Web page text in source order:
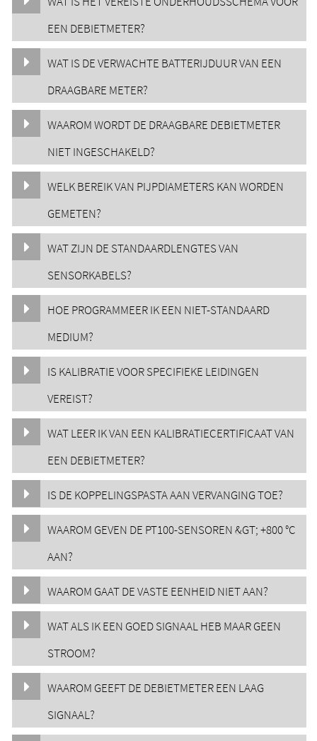
EEN DEBIETMETER?
WAT IS DE VERWACHTE BATTERIJDUUR VAN EEN
DRAAGBARE METER?
WAAROM WORDT DE DRAAGBARE DEBIETMETER
NIET INGESCHAKELD?
WELK BEREIK VAN PIJPDIAMETERS KAN WORDEN
GEMETEN?
WAT ZIJN DE STANDAARDLENGTES VAN
SENSORKABELS?
HOE PROGRAMMEER IK EEN NIET-STANDAARD
MEDIUM?
IS KALIBRATIE VOOR SPECIFIEKE LEIDINGEN
VEREIST?
WAT LEER IK VAN EEN KALIBRATIECERTIFICAAT VAN
EEN DEBIETMETER?
IS DE KOPPELINGSPASTA AAN VERVANGING TOE?
WAAROM GEVEN DE PT100-SENSOREN &GT; +800 °C
AAN?
WAAROM GAAT DE VASTE EENHEID NIET AAN?
WAT ALS IK EEN GOED SIGNAAL HEB MAAR GEEN
STROOM?
WAAROM GEEFT DE DEBIETMETER EEN LAAG
SIGNAAL?